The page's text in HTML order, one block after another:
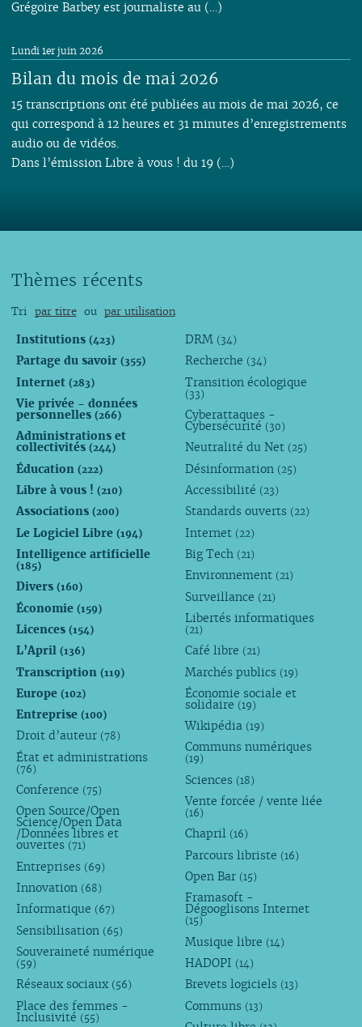
Grégoire Barbey est journaliste au (…)
Bilan du mois de mai 2026
Lundi 1er juin 2026
15 transcriptions ont été publiées au mois de mai 2026, ce
qui correspond à 12 heures et 31 minutes d’enregistrements
audio ou de vidéos.
Dans l’émission Libre à vous ! du 19 (…)
Thèmes récents
Tri par titre ou par utilisation
Institutions (423)
Partage du savoir (355)
Internet (283)
Vie privée - données
personnelles (266)
Administrations et
collectivités (244)
Éducation (222)
Libre à vous ! (210)
Associations (200)
Le Logiciel Libre (194)
Intelligence artificielle
(185)
Divers (160)
Économie (159)
Licences (154)
L’April (136)
Transcription (119)
Europe (102)
Entreprise (100)
Droit d’auteur (78)
État et administrations
(76)
Conference (75)
Open Source/Open
Science/Open Data
/Données libres et
ouvertes (71)
Entreprises (69)
Innovation (68)
Informatique (67)
Sensibilisation (65)
Souveraineté numérique
(59)
Réseaux sociaux (56)
Place des femmes -
Inclusivité (55)
DRM (34)
Recherche (34)
Transition écologique
(33)
Cyberattaques -
Cybersécurité (30)
Neutralité du Net (25)
Désinformation (25)
Accessibilité (23)
Standards ouverts (22)
Internet (22)
Big Tech (21)
Environnement (21)
Surveillance (21)
Libertés informatiques
(21)
Café libre (21)
Marchés publics (19)
Économie sociale et
solidaire (19)
Wikipédia (19)
Communs numériques
(19)
Sciences (18)
Vente forcée / vente liée
(16)
Chapril (16)
Parcours libriste (16)
Open Bar (15)
Framasoft -
Dégooglisons Internet
(15)
Musique libre (14)
HADOPI (14)
Brevets logiciels (13)
Communs (13)